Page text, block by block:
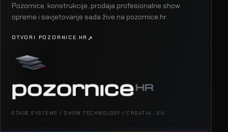
Pozornice, konstrukcije, prodaja profesionalne show
opreme i savjetovanje sada žive na pozornice.hr.
OTVORI POZORNICE.HR
STAGE SYSTEMS / SHOW TECHNOLOGY / CROATIA · EU